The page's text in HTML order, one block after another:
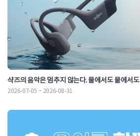
샥즈의 음악은 멈추지 않는다. 물에서도 뭍에서도
2026-07-05 ~ 2026-08-31